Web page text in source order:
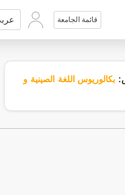
قائمة الجامعة عربي
بكالوريوس اللغة الصينية و